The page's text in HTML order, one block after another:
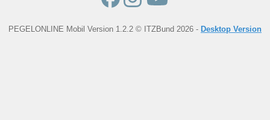
PEGELONLINE Mobil Version 1.2.2 © ITZBund 2026 - Desktop Version